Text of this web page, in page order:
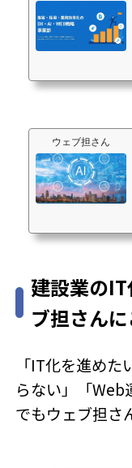
ウェブ担さん
建設業の
ブ担さん
「IT化を進め
らない」「
でもウェブ担さ